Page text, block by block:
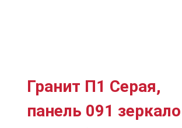
Гранит П1 Серая,
панель 091 зеркало